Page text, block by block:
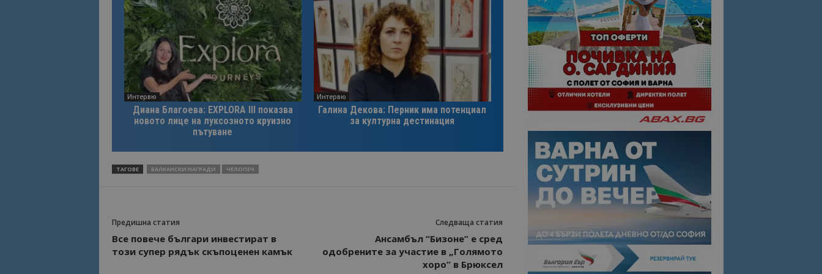
Интервю
Диана Благоева: EXPLORA III показва
новото лице на луксозното круизно
пътуване
Интервю
Галина Декова: Перник има потенциал
за културна дестинация
ТАГОВЕ БАЛКАНСКИ НАГРАДИ ЧЕЛОПЕЧ
Предишна статия
Все повече българи инвестират в
този супер рядък скъпоценен камък
Следваща статия
Ансамбъл “Бизоне” е сред
одобрените за участие в „Голямото
хоро” в Брюксел